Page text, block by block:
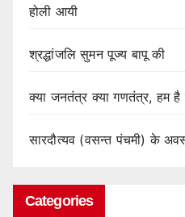
होली आयी
श्रद्धांजलि सुमन पूज्य बापू की
क्या जनतंत्र क्या गणतंत्र, हम है
सारदौत्यव (वसन्त पंचमी) के
Categories